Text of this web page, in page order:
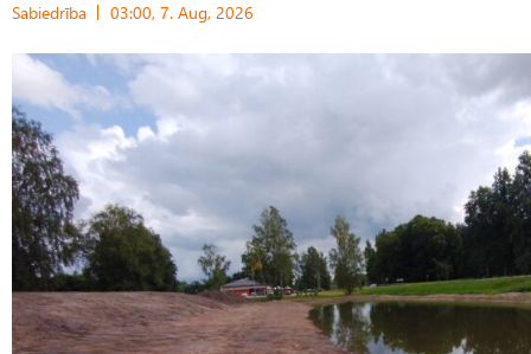
Sabiedrība 03:00, 7. Aug, 2026